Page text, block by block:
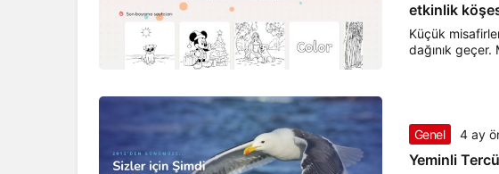
etkinlik
Küçük
dağınık
Genel 4 ay
Yeminli